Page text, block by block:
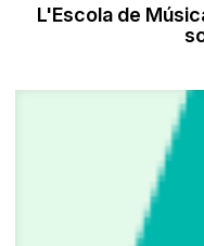
L'Escola de